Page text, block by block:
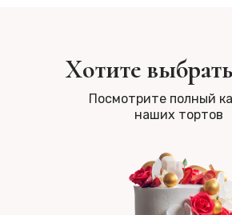
Хотите
Посмотрите полный
наших тортов